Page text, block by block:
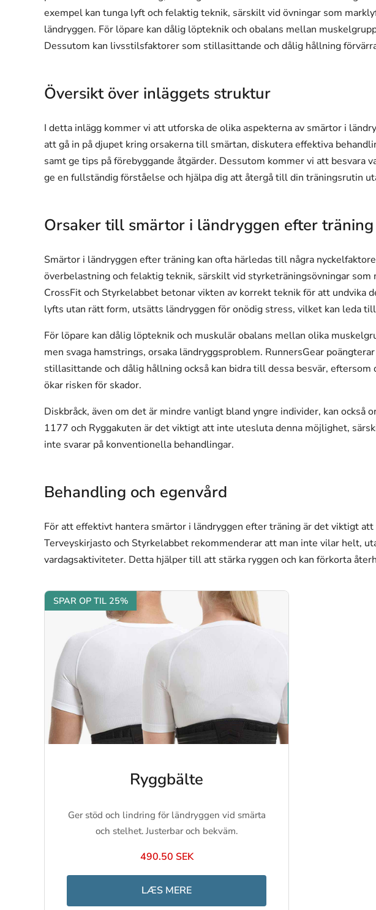
exempel kan tunga lyft och felaktig teknik, särskilt vid övningar som
ländryggen. För löpare kan dålig löpteknik och obalans mellan
Dessutom kan livsstilsfaktorer som stillasittande och dålig hållning
Översikt över inläggets struktur
I detta inlägg kommer vi att utforska de olika aspekterna av smärtor i
att gå in på djupet kring orsakerna till smärtan, diskutera effektiva
samt ge tips på förebyggande åtgärder. Dessutom kommer vi att besvara
ge en fullständig förståelse och hjälpa dig att återgå till din träningsrutin
Orsaker till smärtor i ländryggen efter träning
Smärtor i ländryggen efter träning kan ofta härledas till några
överbelastning och felaktig teknik, särskilt vid styrketräningsövningar som
CrossFit och Styrkelabbet betonar vikten av korrekt teknik för att undvika
lyfts utan rätt form, utsätts ländryggen för onödig stress, vilket kan leda
För löpare kan dålig löpteknik och muskulär obalans mellan olika
men svaga hamstrings, orsaka ländryggsproblem. RunnersGear
stillasittande och dålig hållning också kan bidra till dessa besvär,
ökar risken för skador.
Diskbråck, även om det är mindre vanligt bland yngre individer, kan också
1177 och Ryggakuten är det viktigt att inte utesluta denna möjlighet,
inte svarar på konventionella behandlingar.
Behandling och egenvård
För att effektivt hantera smärtor i ländryggen efter träning är det viktigt att
Terveyskirjasto och Styrkelabbet rekommenderar att man inte vilar helt,
vardagsaktiviteter. Detta hjälper till att stärka ryggen och kan förkorta
SPAR OP TIL 25%
Ryggbälte
Ger stöd och lindring för ländryggen vid smärta
och stelhet. Justerbar och bekväm.
490.50 SEK
LÆS MERE